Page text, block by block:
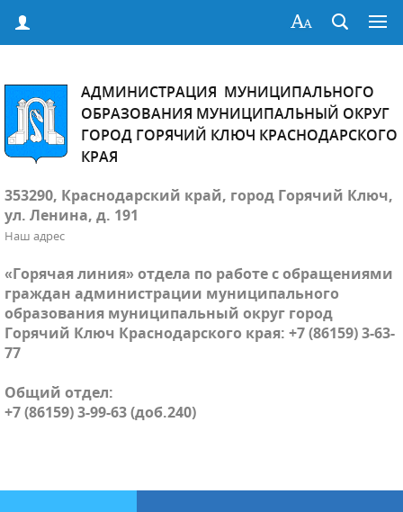
АДМИНИСТРАЦИЯ МУНИЦИПАЛЬНОГО
ОБРАЗОВАНИЯ МУНИЦИПАЛЬНЫЙ ОКРУГ
ГОРОД ГОРЯЧИЙ КЛЮЧ КРАСНОДАРСКОГО
КРАЯ
353290, Краснодарский край, город Горячий Ключ,
ул. Ленина, д. 191
Наш адрес
«Горячая линия» отдела по работе с обращениями
граждан администрации муниципального
образования муниципальный округ город
Горячий Ключ Краснодарского края: +7 (86159) 3-63-
77
Общий отдел:
+7 (86159) 3-99-63 (доб.240)